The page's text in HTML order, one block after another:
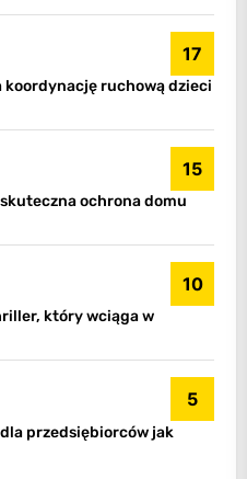
17
koordynację ruchową dzieci
15
ochrona domu
10
który wciąga w
5
przedsiębiorców jak